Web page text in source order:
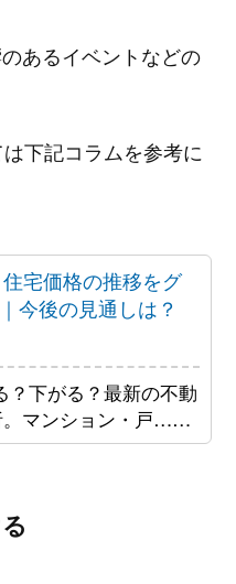
あるイベントなどの
下記コラムを参考に
住宅価格の推移をグ
今後の見通しは？
下がる？最新の不動
。マンション・戸……